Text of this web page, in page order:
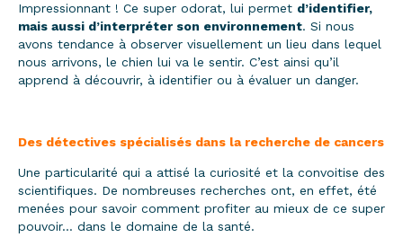
Impressionnant ! Ce super odorat, lui permet d’identifier,
mais aussi d’interpréter son environnement. Si nous
avons tendance à observer visuellement un lieu dans lequel
nous arrivons, le chien lui va le sentir. C’est ainsi qu’il
apprend à découvrir, à identifier ou à évaluer un danger.
Des détectives spécialisés dans la recherche de cancers
Une particularité qui a attisé la curiosité et la convoitise des
scientifiques. De nombreuses recherches ont, en effet, été
menées pour savoir comment profiter au mieux de ce super
pouvoir… dans le domaine de la santé.